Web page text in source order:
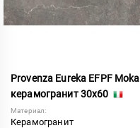
Provenza Eureka EFPF Moka
керамогранит 30x60
Материал:
Керамогранит